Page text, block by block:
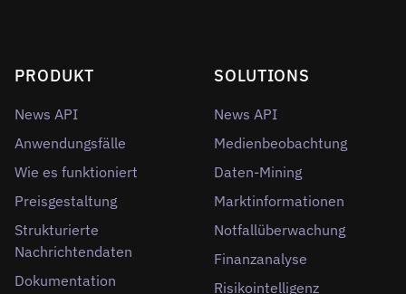
PRODUKT
News API
Anwendungsfälle
Wie es funktioniert
Preisgestaltung
Strukturierte
Nachrichtendaten
Dokumentation
SOLUTIONS
News API
Medienbeobachtung
Daten-Mining
Marktinformationen
Notfallüberwachung
Finanzanalyse
Risikointelligenz